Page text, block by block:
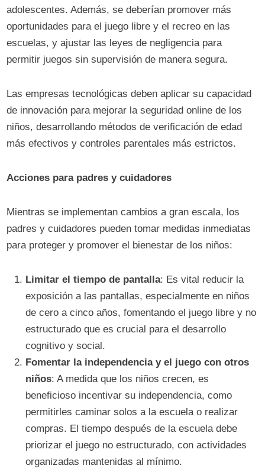
adolescentes. Además, se deberían promover más
oportunidades para el juego libre y el recreo en las
escuelas, y ajustar las leyes de negligencia para
permitir juegos sin supervisión de manera segura.
Las empresas tecnológicas deben aplicar su capacidad
de innovación para mejorar la seguridad online de los
niños, desarrollando métodos de verificación de edad
más efectivos y controles parentales más estrictos.
Acciones para padres y cuidadores
Mientras se implementan cambios a gran escala, los
padres y cuidadores pueden tomar medidas inmediatas
para proteger y promover el bienestar de los niños:
Limitar el tiempo de pantalla: Es vital reducir la
exposición a las pantallas, especialmente en niños
de cero a cinco años, fomentando el juego libre y no
estructurado que es crucial para el desarrollo
cognitivo y social.
Fomentar la independencia y el juego con otros
niños: A medida que los niños crecen, es
beneficioso incentivar su independencia, como
permitirles caminar solos a la escuela o realizar
compras. El tiempo después de la escuela debe
priorizar el juego no estructurado, con actividades
organizadas mantenidas al mínimo.